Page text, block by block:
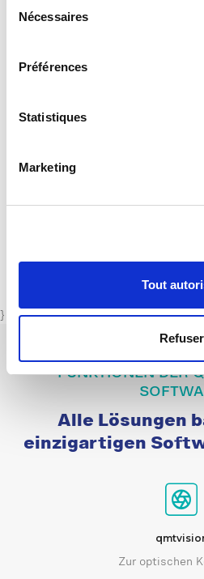
Nécessaires
Préférences
Statistiques
Marketing
Tout
Refuser
Überprüfung und Kalibrierung
Artikelnummern
}
FUNKTIONEN DER
Alle Lösungen
einzigartigen
Zur optischen